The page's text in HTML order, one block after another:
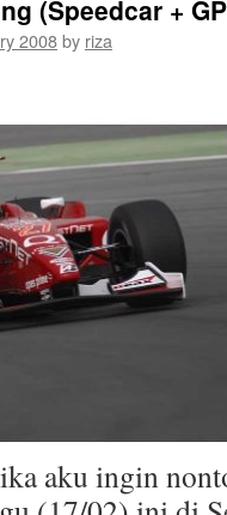
(Speedcar +
2008by riza
aku ingin